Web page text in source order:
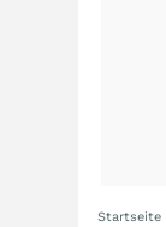
Startseite